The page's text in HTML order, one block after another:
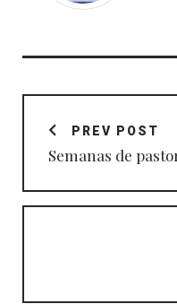
Navegación
entradasPREV POST
Semanas de